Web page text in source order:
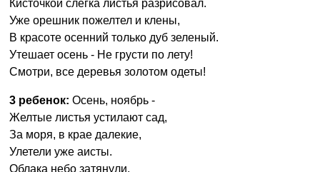
Кисточкой слегка листья разрисовал.
Уже орешник пожелтел и клены,
В красоте осенний только дуб зеленый.
Утешает осень - Не грусти по лету!
Смотри, все деревья золотом одеты!
3 ребенок: Осень, ноябрь -
Желтые листья устилают сад,
За моря, в крае далекие,
Улетели уже аисты.
Облака небо затянули,